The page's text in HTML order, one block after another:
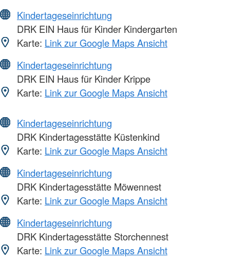
Kindertageseinrichtung
DRK EIN Haus für Kinder Kindergarten
Karte: Link zur Google Maps Ansicht
Kindertageseinrichtung
DRK EIN Haus für Kinder Krippe
Karte: Link zur Google Maps Ansicht
Kindertageseinrichtung
DRK Kindertagesstätte Küstenkind
Karte: Link zur Google Maps Ansicht
Kindertageseinrichtung
DRK Kindertagesstätte Möwennest
Karte: Link zur Google Maps Ansicht
Kindertageseinrichtung
DRK Kindertagesstätte Storchennest
Karte: Link zur Google Maps Ansicht